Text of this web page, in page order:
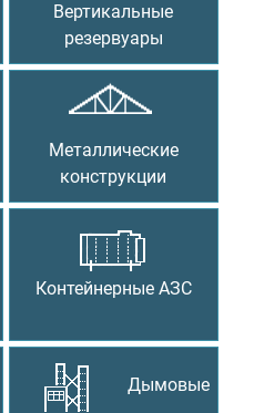
Вертикальные
резервуары
Металлические
конструкции
Контейнерные АЗС
Дымовые